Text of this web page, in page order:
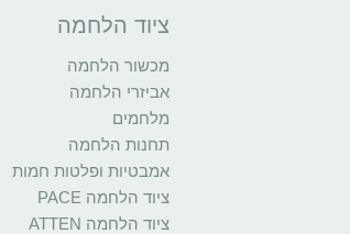
ציוד הלחמה
מכשור הלחמה
אביזרי הלחמה
מלחמים
תחנות הלחמה
אמבטיות ופלטות חמות
ציוד הלחמה PACE
ציוד הלחמה ATTEN